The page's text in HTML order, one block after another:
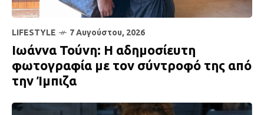
LIFESTYLE 7 Αυγούστου, 2026
Ιωάννα Τούνη: Η αδημοσίευτη
φωτογραφία με τον σύντροφό της από
την Ίμπιζα